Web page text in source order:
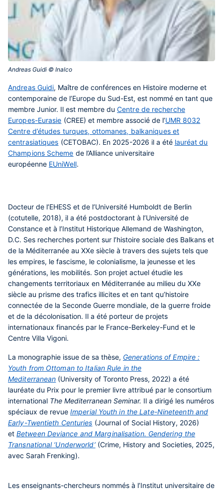
Andreas Guidi © Inalco‎
Andreas Guidi, Maître de conférences en Histoire moderne et
contemporaine de l’Europe du Sud-Est, est nommé en tant que
membre Junior. Il est membre du Centre de recherche
Europes-Eurasie (CREE) et membre associé de l’UMR 8032
Centre d’études turques, ottomanes, balkaniques et
centrasiatiques (CETOBAC). En 2025-2026 il a été lauréat du
Champions Scheme de l’Alliance universitaire
européenne EUniWell.
Docteur de l’EHESS et de l’Université Humboldt de Berlin
(cotutelle, 2018), il a été postdoctorant à l’Université de
Constance et à l’Institut Historique Allemand de Washington,
D.C. Ses recherches portent sur l’histoire sociale des Balkans et
de la Méditerranée au XXe siècle à travers des sujets tels que
les empires, le fascisme, le colonialisme, la jeunesse et les
générations, les mobilités. Son projet actuel étudie les
changements territoriaux en Méditerranée au milieu du XXe
siècle au prisme des trafics illicites et en tant qu’histoire
connectée de la Seconde Guerre mondiale, de la guerre froide
et de la décolonisation. Il a été porteur de projets
internationaux financés par le France-Berkeley-Fund et le
Centre Villa Vigoni.
La monographie issue de sa thèse, Generations of Empire :
Youth from Ottoman to Italian Rule in the
Mediterranean (University of Toronto Press, 2022) a été
lauréate du Prix pour le premier livre attribué par le consortium
international The Mediterranean Seminar. Il a dirigé les numéros
spéciaux de revue Imperial Youth in the Late-Nineteenth and
Early-Twentieth Centuries (Journal of Social History, 2026)
et Between Deviance and Marginalisation. Gendering the
Transnational ‘Underworld’(Crime, History and Societies, 2025,
avec Sarah Frenking).
Les enseignants-chercheurs nommés à l’Institut universitaire de